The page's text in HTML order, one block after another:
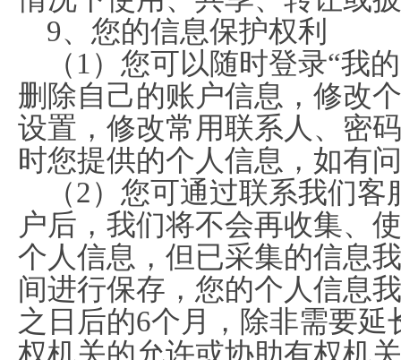
9、您的信息保护权利
（1）您可以随时登录“我
删除自己的账户信息，修改
设置，修改常用联系人、密
时您提供的个人信息，如有
（2）您可通过联系我们
户后，我们将不会再收集、
个人信息，但已采集的信息
间进行保存，您的个人信息
之日后的6个月，除非需要